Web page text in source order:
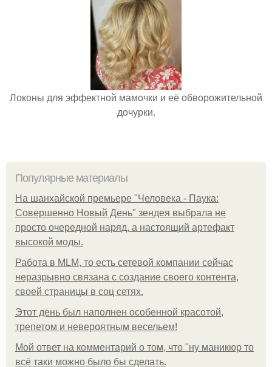
Локоны для эффектной мамочки и её обворожительной
дочурки.
Популярные материалы
На шанхайской премьере "Человека - Паука:
Совершенно Новый День" зендея выбрала не
просто очередной наряд, а настоящий артефакт
высокой моды.
Работа в MLM, то есть сетевой компании сейчас
неразрывно связана с создание своего контента,
своей страницы в соц сетях.
Этот день был наполнен особенной красотой,
трепетом и невероятным весельем!
Мой ответ на комментарий о том, что "ну маникюр то
всё таки можно было бы сделать.